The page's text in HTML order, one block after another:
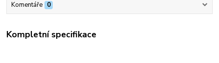
Komentáře 0
Kompletní specifikace